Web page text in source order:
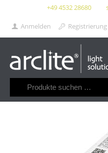
+49 4532 28680
Anmelden Registrierung